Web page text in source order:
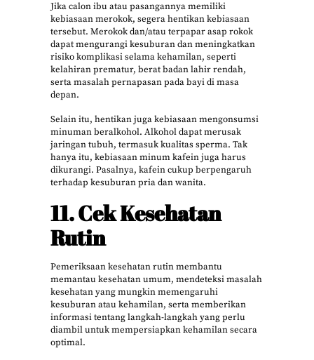
Jika calon ibu atau pasangannya memiliki
kebiasaan merokok, segera hentikan kebiasaan
tersebut. Merokok dan/atau terpapar asap rokok
dapat mengurangi kesuburan dan meningkatkan
risiko komplikasi selama kehamilan, seperti
kelahiran prematur, berat badan lahir rendah,
serta masalah pernapasan pada bayi di masa
depan.
Selain itu, hentikan juga kebiasaan mengonsumsi
minuman beralkohol. Alkohol dapat merusak
jaringan tubuh, termasuk kualitas sperma. Tak
hanya itu, kebiasaan minum kafein juga harus
dikurangi. Pasalnya, kafein cukup berpengaruh
terhadap kesuburan pria dan wanita.
11. Cek Kesehatan
Rutin
Pemeriksaan kesehatan rutin membantu
memantau kesehatan umum, mendeteksi masalah
kesehatan yang mungkin memengaruhi
kesuburan atau kehamilan, serta memberikan
informasi tentang langkah-langkah yang perlu
diambil untuk mempersiapkan kehamilan secara
optimal.